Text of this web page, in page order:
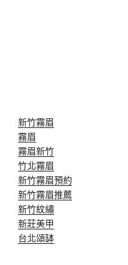
新竹霧眉
霧眉
霧眉新竹
竹北霧眉
新竹霧眉預約
新竹霧眉推薦
新竹紋繡
新莊美甲
台北頌缽